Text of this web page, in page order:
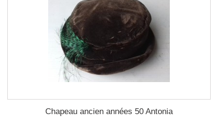
Chapeau ancien années 50 Antonia